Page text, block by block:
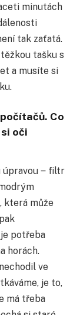
minutách
tak zaťatá.
tašku s
a musíte si
Co
oči
úpravou ‒ filtr
která může
potřeba
horách.
ve
je to,
má třeba